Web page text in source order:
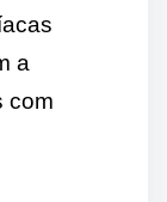
a
com